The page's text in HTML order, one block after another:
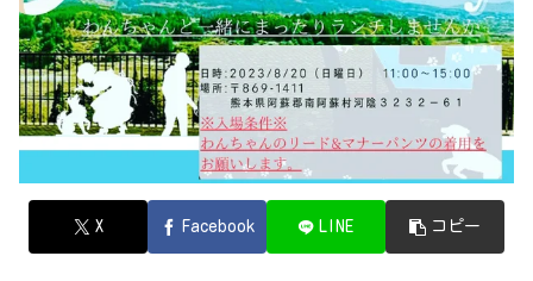
X Facebook LINE コピー